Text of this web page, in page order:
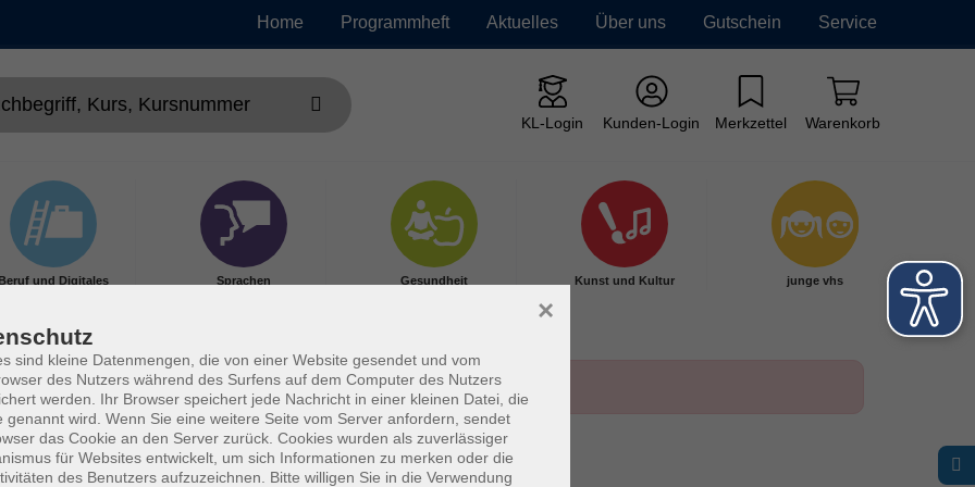
Home Programmheft Aktuelles Über uns Gutschein Service
KL-Login Kunden-Login Merkzettel Warenkorb
Beruf und Digitales Sprachen Gesundheit Kunst und Kultur junge vhs
sind kleine Datenmengen, die von einer Website gesendet und vom
des Nutzers während des Surfens auf dem Computer des Nutzers
werden. Ihr Browser speichert jede Nachricht in einer kleinen Datei, die
genannt wird. Wenn Sie eine weitere Seite vom Server anfordern, sendet
das Cookie an den Server zurück. Cookies wurden als zuverlässiger
für Websites entwickelt, um sich Informationen zu merken oder die
des Benutzers aufzuzeichnen. Bitte willigen Sie in die Verwendung
×